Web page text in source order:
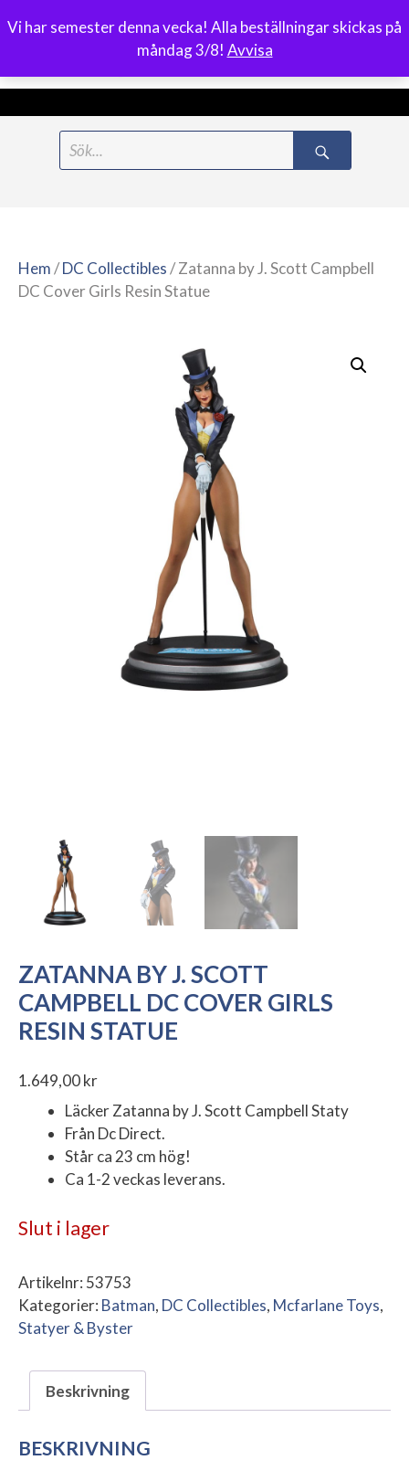
Vi har semester denna vecka! Alla beställningar skickas på
måndag 3/8! Avvisa
0
Meny
Hem/DC Collectibles/ Zatanna by J. Scott Campbell
DC Cover Girls Resin Statue
ZATANNA BY J. SCOTT
CAMPBELL DC COVER GIRLS
RESIN STATUE
1.649,00kr
Läcker Zatanna by J. Scott Campbell Staty
Från Dc Direct.
Står ca 23 cm hög!
Ca 1-2 veckas leverans.
Slut i lager
Artikelnr: 53753
Kategorier: Batman, DC Collectibles, Mcfarlane Toys,
Statyer & Byster
Beskrivning
BESKRIVNING